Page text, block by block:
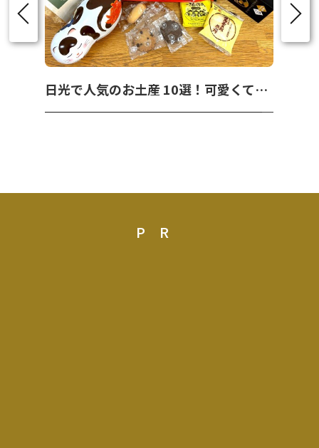
日光で人気のお土産 10選！可愛くて美味しいお菓子を紹介！
PR